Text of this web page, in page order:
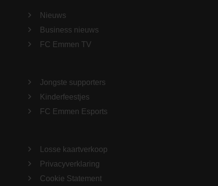
Nieuws
Business nieuws
FC Emmen TV
Jongste supporters
Kinderfeestjes
FC Emmen Esports
Losse kaartverkoop
Privacyverklaring
Cookie Statement